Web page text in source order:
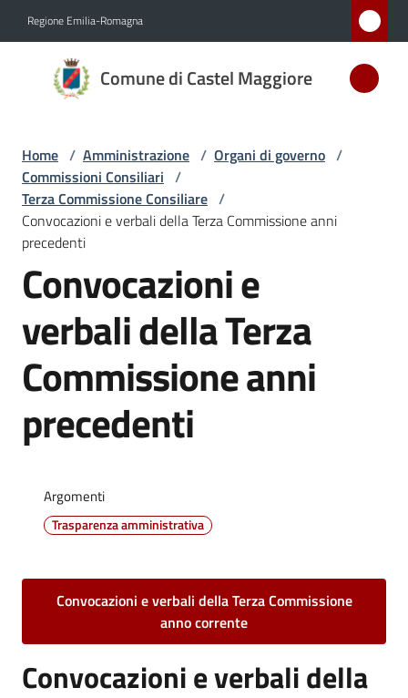
Regione Emilia-Romagna
Comune di Castel Maggiore
Comune
di Castel
D'ARGENTO
AL MERITO
CIVILE
Amministrazione
Menu selezionato
Novità
Servizi
Vivere
Amministrazione
Trasparente
Albo
pretorio
Home / Amministrazione / Organi di governo /
Commissioni Consiliari /
Terza Commissione Consiliare /
Convocazioni e verbali della Terza Commissione anni
precedenti
Convocazioni e
verbali della Terza
Commissione anni
precedenti
Argomenti
Trasparenza amministrativa
Convocazioni e verbali della Terza Commissione
anno corrente
Convocazioni e verbali della